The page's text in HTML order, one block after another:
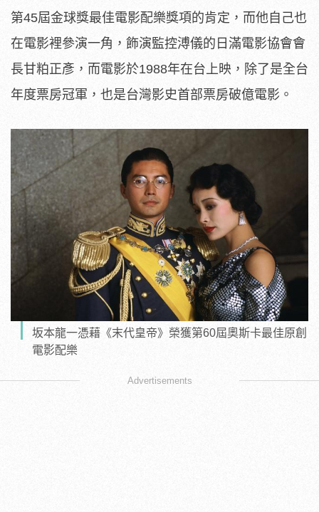
第45屆金球獎最佳電影配樂獎項的肯定， 而他自己也
在電影裡參演一角， 飾演監控溥儀的日滿電影協會會
長甘粕正彥，而電影於1988年在台上映，除了是全台
年度票房冠軍， 也是台灣影史首部票房破億電影。
坂本龍一憑藉《末代皇帝》榮獲第60屆奧斯卡最佳原創
電影配樂
Advertisements